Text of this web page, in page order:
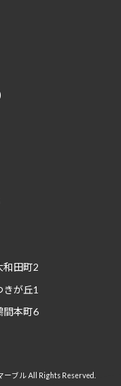
田町2
が丘1
間本町6
ブル All Rights Reserved.